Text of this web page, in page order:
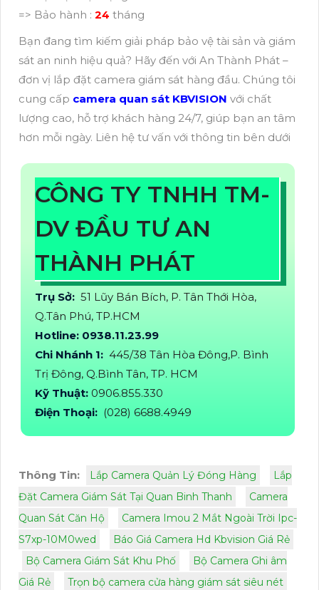
=> Bảo hành : 24 tháng
Bạn đang tìm kiếm giải pháp bảo vệ tài sản và giám
sát an ninh hiệu quả? Hãy đến với An Thành Phát –
đơn vị lắp đặt camera giám sát hàng đầu. Chúng tôi
cung cấp camera quan sát KBVISION với chất
lượng cao, hỗ trợ khách hàng 24/7, giúp bạn an tâm
hơn mỗi ngày. Liên hệ tư vấn với thông tin bên dưới
CÔNG TY TNHH TM-
DV ĐẦU TƯ AN
THÀNH PHÁT
Trụ Sở: 51 Lũy Bán Bích, P. Tân Thới Hòa,
Q.Tân Phú, TP.HCM
Hotline: 0938.11.23.99
Chi Nhánh 1: 445/38 Tân Hòa Đông,P. Bình
Trị Đông, Q.Bình Tân, TP. HCM
Kỹ Thuật: 0906.855.330
Điện Thoại: (028) 6688.4949
Thông Tin: Lắp Camera Quản Lý Đóng Hàng
Lắp
Đặt Camera Giám Sát Tại Quan Binh Thanh
Camera
Quan Sát Căn Hộ
Camera Imou 2 Mắt Ngoài Trời Ipc-
S7xp-10M0wed
Báo Giá Camera Hd Kbvision Giá Rẻ
Bộ Camera Giám Sát Khu Phố
Bộ Camera Ghi âm
Giá Rẻ
Trọn bộ camera cửa hàng giám sát siêu nét